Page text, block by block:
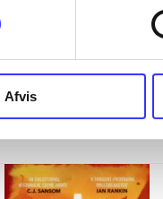
Afvis